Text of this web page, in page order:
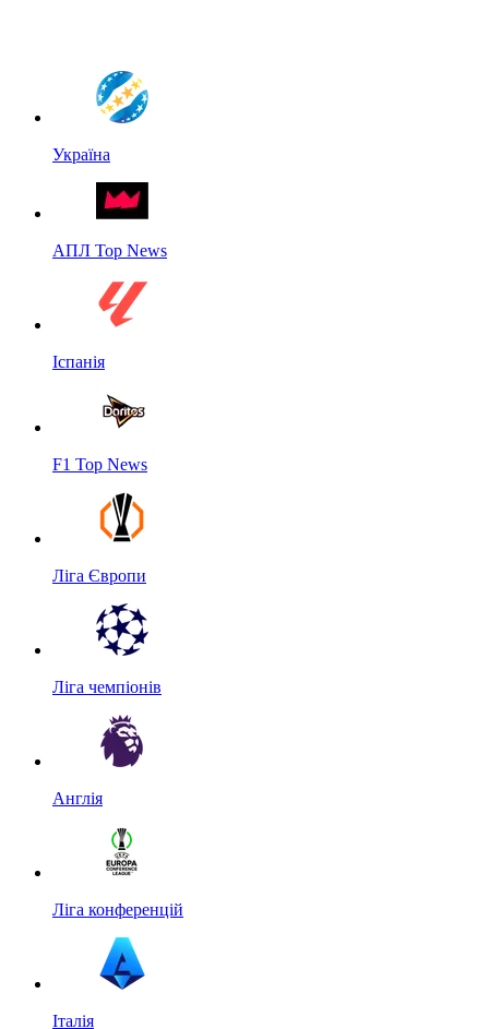
Україна
АПЛ Top News
Іспанія
F1 Top News
Ліга Європи
Ліга чемпіонів
Англія
Ліга конференцій
Італія